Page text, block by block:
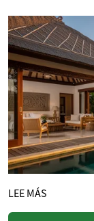
LEE MÁS